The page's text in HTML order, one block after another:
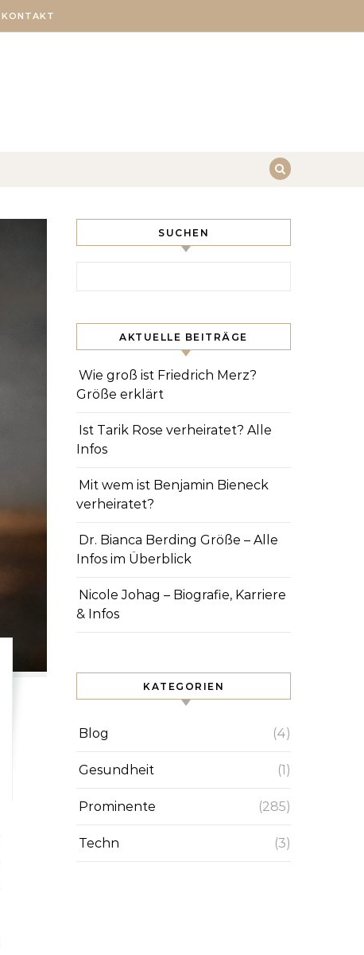
KONTAKT
SUCHEN
AKTUELLE BEITRÄGE
Wie groß ist Friedrich Merz?
Größe erklärt
Ist Tarik Rose verheiratet? Alle
Infos
Mit wem ist Benjamin Bieneck
verheiratet?
Dr. Bianca Berding Größe – Alle
Infos im Überblick
Nicole Johag – Biografie, Karriere
& Infos
KATEGORIEN
Blog (4)
Gesundheit (1)
Prominente (285)
Techn (3)